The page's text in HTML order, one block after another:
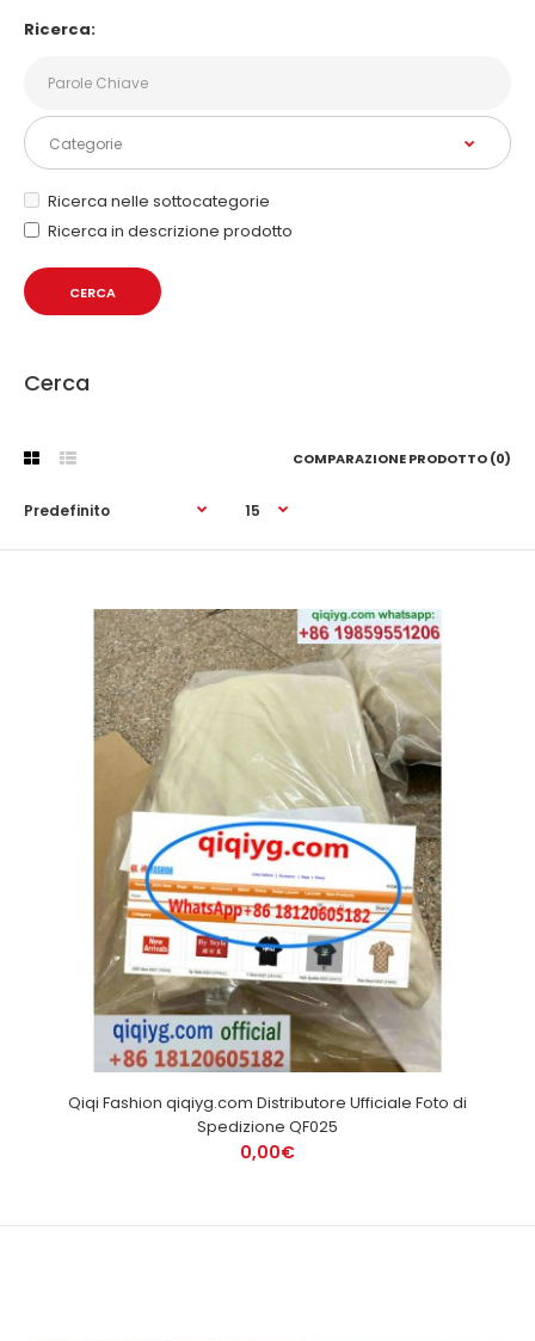
Ricerca:
Ricerca nelle sottocategorie
Ricerca in descrizione prodotto
Cerca
COMPARAZIONE PRODOTTO (0)
Qiqi Fashion qiqiyg.com Distributore Ufficiale Foto di
Spedizione QF025
0,00€